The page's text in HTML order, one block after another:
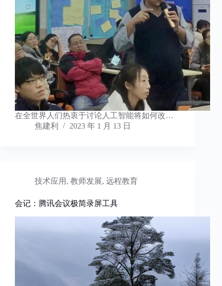
在全世界人们热衷于讨论人工智能将如何改…
焦建利
2023 年 1 月 13 日
技术应用 , 教师发展, 远程教育
会记：腾讯会议极简录屏工具